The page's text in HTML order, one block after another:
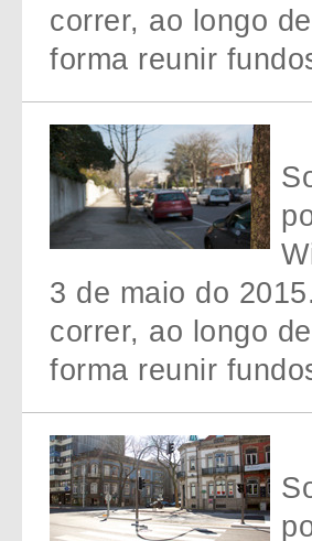
correr, ao longo
forma reunir
3 de maio do
correr, ao longo
forma reunir